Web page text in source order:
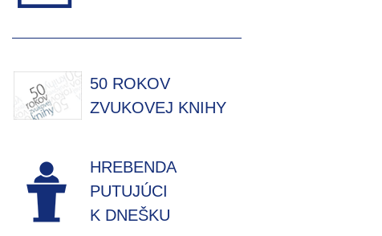
50 ROKOV
ZVUKOVEJ KNIHY
HREBENDA
PUTUJÚCI
K DNEŠKU